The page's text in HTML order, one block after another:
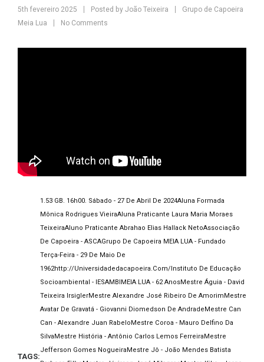
5th fevereiro 2025 Posted by João Teixeira
Grupo de Capoeira
Meia Lua
No Comments
TAGS:
1.53 GB. 16h00. Sábado - 27 De Abril De 2024Aluna Formada
Mônica Rodrigues VieiraAluna Praticante Laura Maria Moraes
TeixeiraAluno Praticante Abrahao Elias Hallack NetoAssociação
De Capoeira - ASCAGrupo De Capoeira MEIA LUA - Fundado
Terça-Feira - 29 De Maio De
1962Http://universidadedacapoeira.com/ Instituto De Educação
Socioambiental - IESAMBI MEIA LUA - 62 AnosMestre Águia - David
Teixeira IrsiglerMestre Alexandre José Ribeiro De Amorim Mestre
Avatar De Gravatá - Giovanni Diomedson De Andrade Mestre Can
Can - Alexandre Juan Rabelo Mestre Coroa - Mauro Delfino Da
Silva Mestre História - Antônio Carlos Lemos Ferreira Mestre
Jefferson Gomes Nogueira Mestre Jô - João Mendes Batista